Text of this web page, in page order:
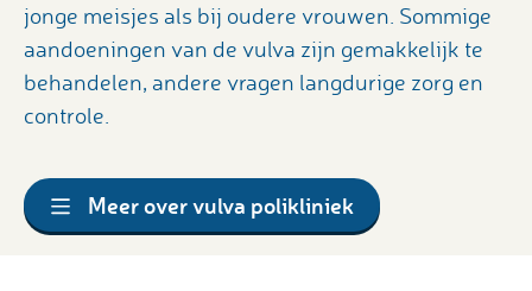
jonge meisjes als bij oudere vrouwen. Sommige
aandoeningen van de vulva zijn gemakkelijk te
behandelen, andere vragen langdurige zorg en
controle.
Meer over vulva polikliniek